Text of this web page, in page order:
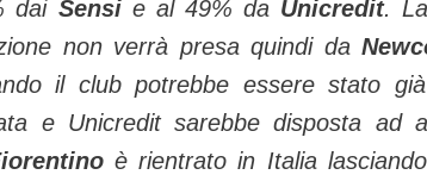
dai Sensie al 49% da Unicredit.
non verrà presa quindi da
il club potrebbe essere stato
e Unicredit sarebbe disposta ad
è rientrato in Italia